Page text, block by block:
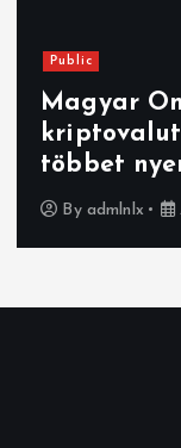
Public
bonuses
players
By admlnlx